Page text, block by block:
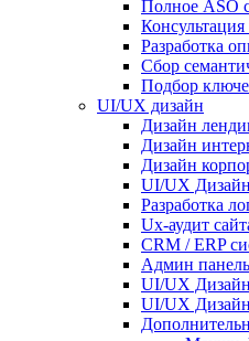
Полное ASO
Разработка
Сбор
Подбор
UI/UX дизайн
Дизайн
Дизайн
Дизайн
UI/UX
Разработка
Ux-аудит
CRM / ERP
Админ
UI/UX
UI/UX